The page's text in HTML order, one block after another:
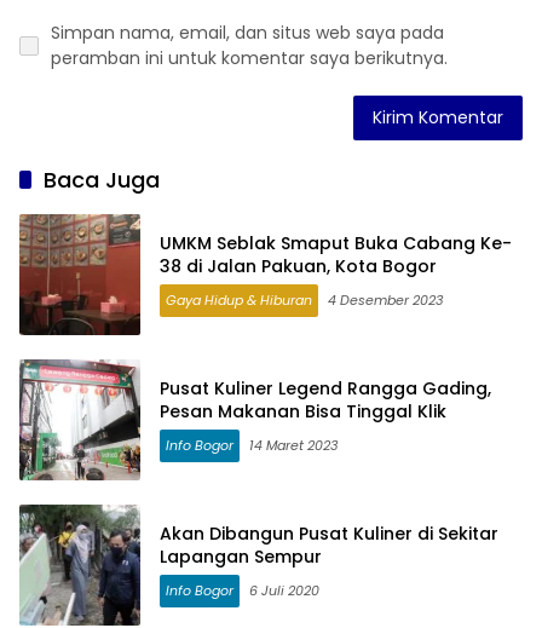
Simpan nama, email, dan situs web saya pada
peramban ini untuk komentar saya berikutnya.
Baca Juga
UMKM Seblak Smaput Buka Cabang Ke-
38 di Jalan Pakuan, Kota Bogor
Gaya Hidup & Hiburan 4 Desember 2023
Pusat Kuliner Legend Rangga Gading,
Pesan Makanan Bisa Tinggal Klik
Info Bogor 14 Maret 2023
Akan Dibangun Pusat Kuliner di Sekitar
Lapangan Sempur
Info Bogor 6 Juli 2020